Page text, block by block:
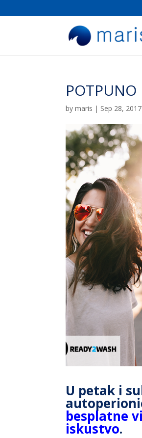
POTPUNO
bymaris | Sep 28, 2017
U petak i
besplatne
iskustvo.